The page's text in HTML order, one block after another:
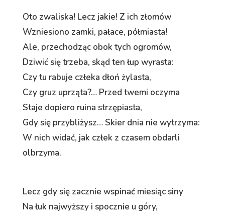
Oto zwaliska! Lecz jakie! Z ich złomów
Wzniesiono zamki, pałace, półmiasta!
Ale, przechodząc obok tych ogromów,
Dziwić się trzeba, skąd ten łup wyrasta:
Czy tu rabuje człeka dłoń żylasta,
Czy gruz uprząta?… Przed twemi oczyma
Staje dopiero ruina strzępiasta,
Gdy się przybliżysz… Skier dnia nie wytrzyma:
W nich widać, jak człek z czasem obdarli
olbrzyma.
Lecz gdy się zacznie wspinać miesiąc siny
Na łuk najwyższy i spocznie u góry,